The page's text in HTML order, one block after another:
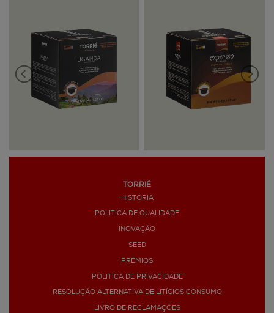
TORRIÉ
HISTÓRIA
POLITICA DE QUALIDADE
INOVAÇÃO
SEED
PRÉMIOS
POLITICA DE PRIVACIDADE
RESOLUÇÃO ALTERNATIVA DE LITÍGIOS CONSUMO
LIVRO DE RECLAMAÇÕES